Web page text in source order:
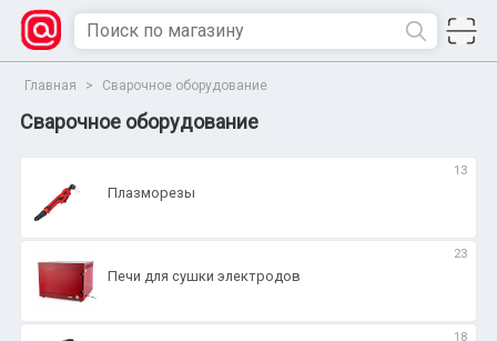
Главная > Сварочное оборудование
Сварочное оборудование
Плазморезы
13
Печи для сушки электродов
23
18